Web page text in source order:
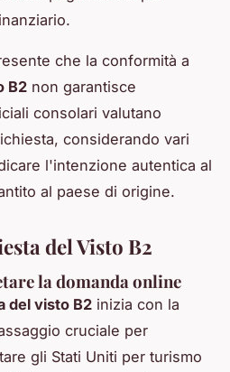
che la conformità a
B2 non garantisce
consolari valutano
considerando vari
l'intenzione autentica al
al paese di origine.
del Visto B2
la domanda online
del visto B2 inizia con la
cruciale per
gli Stati Uniti per turismo